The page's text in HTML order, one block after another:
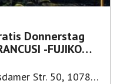
Donnerstag
-FUJIKO
Str. 50, 10785